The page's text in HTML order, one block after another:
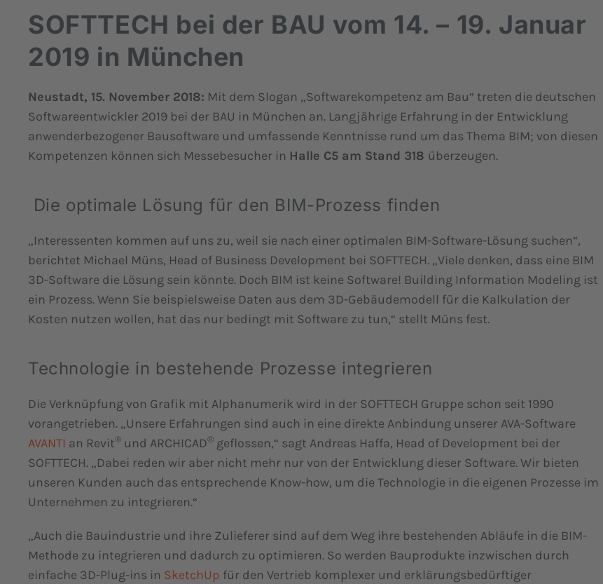
SOFTTECH bei der BAU vom 14. – 19. Januar
2019 in München
Neustadt, 15. November 2018: Mit dem Slogan „Softwarekompetenz am Bau“ treten die deutschen
Softwareentwickler 2019 bei der BAU in München an. Langjährige Erfahrung in der Entwicklung
anwenderbezogener Bausoftware und umfassende Kenntnisse rund um das Thema BIM; von diesen
Kompetenzen können sich Messebesucher in Halle C5 am Stand 318 überzeugen.
Die optimale Lösung für den BIM-Prozess finden
„Interessenten kommen auf uns zu, weil sie nach einer optimalen BIM-Software-Lösung suchen“,
berichtet Michael Müns, Head of Business Development bei SOFTTECH. „Viele denken, dass eine BIM
3D-Software die Lösung sein könnte. Doch BIM ist keine Software! Building Information Modeling ist
ein Prozess. Wenn Sie beispielsweise Daten aus dem 3D-Gebäudemodell für die Kalkulation der
Kosten nutzen wollen, hat das nur bedingt mit Software zu tun,“ stellt Müns fest.
Technologie in bestehende Prozesse integrieren
Die Verknüpfung von Grafik mit Alphanumerik wird in der SOFTTECH Gruppe schon seit 1990
vorangetrieben. „Unsere Erfahrungen sind auch in eine direkte Anbindung unserer AVA-Software
AVANTI an Revit® und ARCHICAD® geflossen,“ sagt Andreas Haffa, Head of Development bei der
SOFTTECH. „Dabei reden wir aber nicht mehr nur von der Entwicklung dieser Software. Wir bieten
unseren Kunden auch das entsprechende Know-how, um die Technologie in die eigenen Prozesse im
Unternehmen zu integrieren.“
„Auch die Bauindustrie und ihre Zulieferer sind auf dem Weg ihre bestehenden Abläufe in die BIM-
Methode zu integrieren und dadurch zu optimieren. So werden Bauprodukte inzwischen durch
einfache 3D-Plug-ins in SketchUp für den Vertrieb komplexer und erklärungsbedürftiger